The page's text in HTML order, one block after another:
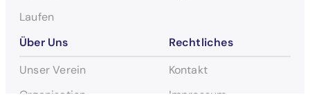
Laufen
Über Uns
Unser Verein
Organisation
Rechtliches
Kontakt
Impressum